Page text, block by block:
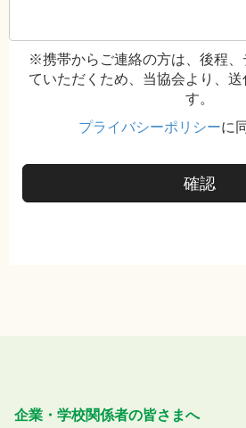
※携帯からご連絡の方は、後程、
ていただくため、当協会より、送
す。
プライバシーポリシーに
確認
企業・学校関係者の皆さまへ